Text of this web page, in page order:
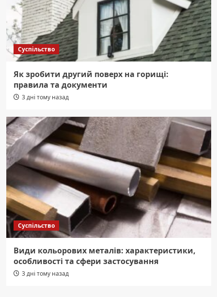
Суспільство
Як зробити другий поверх на горищі:
правила та документи
3 дні тому назад
Суспільство
Види кольорових металів: характеристики,
особливості та сфери застосування
3 дні тому назад